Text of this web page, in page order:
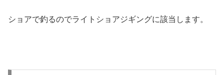
ショアで釣るのでライトショアジギングに該当します。